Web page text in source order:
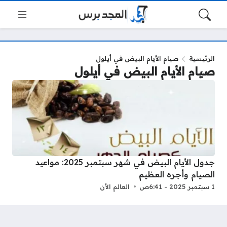
الرئيسية صيام الأيام البيض في أيلول
صيام الأيام البيض في أيلول
جدول الأيام البيض في شهر سبتمبر 2025: مواعيد
الصيام وأجره العظيم
1 سبتمبر 2025 - 6:41ص العالم الأن